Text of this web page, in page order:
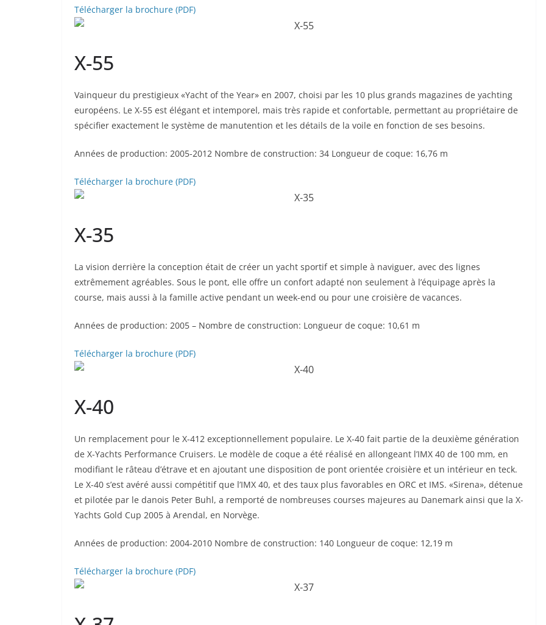
Télécharger la brochure (PDF)
X-55
Vainqueur du prestigieux «Yacht of the Year» en 2007, choisi par les 10 plus grands magazines de yachting
européens. Le X-55 est élégant et intemporel, mais très rapide et confortable, permettant au propriétaire de
spécifier exactement le système de manutention et les détails de la voile en fonction de ses besoins.
Années de production: 2005-2012 Nombre de construction: 34 Longueur de coque: 16,76 m
Télécharger la brochure (PDF)
X-35
La vision derrière la conception était de créer un yacht sportif et simple à naviguer, avec des lignes
extrêmement agréables. Sous le pont, elle offre un confort adapté non seulement à l’équipage après la
course, mais aussi à la famille active pendant un week-end ou pour une croisière de vacances.
Années de production: 2005 – Nombre de construction: Longueur de coque: 10,61 m
Télécharger la brochure (PDF)
X-40
Un remplacement pour le X-412 exceptionnellement populaire. Le X-40 fait partie de la deuxième génération
de X-Yachts Performance Cruisers. Le modèle de coque a été réalisé en allongeant l’IMX 40 de 100 mm, en
modifiant le râteau d’étrave et en ajoutant une disposition de pont orientée croisière et un intérieur en teck.
Le X-40 s’est avéré aussi compétitif que l’IMX 40, et des taux plus favorables en ORC et IMS. «Sirena», détenue
et pilotée par le danois Peter Buhl, a remporté de nombreuses courses majeures au Danemark ainsi que la X-
Yachts Gold Cup 2005 à Arendal, en Norvège.
Années de production: 2004-2010 Nombre de construction: 140 Longueur de coque: 12,19 m
Télécharger la brochure (PDF)